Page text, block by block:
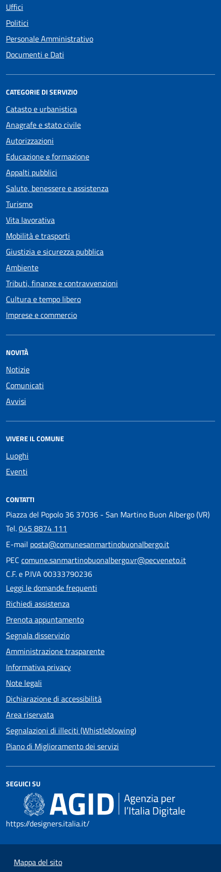
Uffici
Politici
Personale Amministrativo
Documenti e Dati
CATEGORIE DI SERVIZIO
Catasto e urbanistica
Anagrafe e stato civile
Autorizzazioni
Educazione e formazione
Appalti pubblici
Salute, benessere e assistenza
Turismo
Vita lavorativa
Mobilità e trasporti
Giustizia e sicurezza pubblica
Ambiente
Tributi, finanze e contravvenzioni
Cultura e tempo libero
Imprese e commercio
NOVITÀ
Notizie
Comunicati
Avvisi
VIVERE IL COMUNE
Luoghi
Eventi
CONTATTI
Piazza del Popolo 36 37036 - San Martino Buon Albergo (VR)
Tel.045 8874 111
E-mail posta@comunesanmartinobuonalbergo.it
PEC comune.sanmartinobuonalbergo.vr@pecveneto.it
C.F. e P.IVA 00333790236
Leggi le domande frequenti
Richiedi assistenza
Prenota appuntamento
Segnala disservizio
Amministrazione trasparente
Informativa privacy
Note legali
Dichiarazione di accessibilità
Area riservata
Segnalazioni di illeciti (Whistleblowing)
Piano di Miglioramento dei servizi
SEGUICI SU
https://designers.italia.it/
Mappa del sito